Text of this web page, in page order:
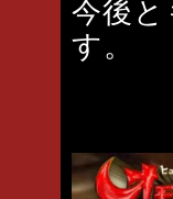
今後
す。